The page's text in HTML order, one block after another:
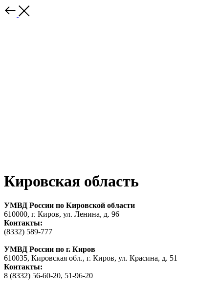
Кировская область
УМВД России по Кировской области
610000, г. Киров, ул. Ленина, д. 96
Контакты:
(8332) 589-777
УМВД России по г. Киров
610035, Кировская обл., г. Киров, ул. Красина, д. 51
Контакты:
8 (8332) 56-60-20, 51-96-20